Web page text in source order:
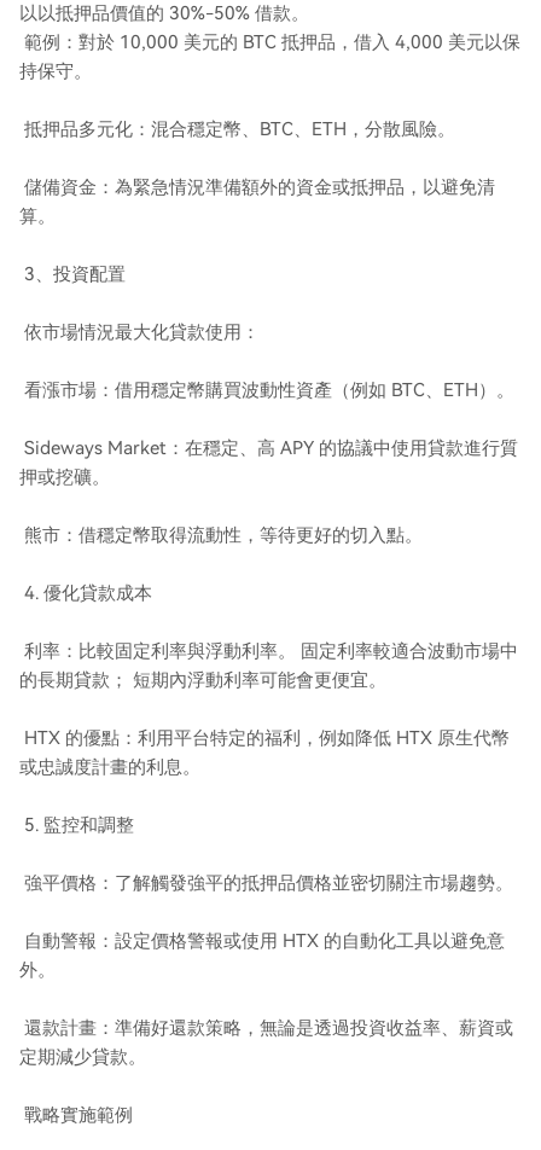
以以抵押品價值的 30%-50% 借款。
範例：對於 10,000 美元的 BTC 抵押品，借入 4,000 美元以保
持保守。
抵押品多元化：混合穩定幣、BTC、ETH，分散風險。
儲備資金：為緊急情況準備額外的資金或抵押品，以避免清
算。
3、投資配置
依市場情況最大化貸款使用：
看漲市場：借用穩定幣購買波動性資產（例如 BTC、ETH）。
Sideways Market：在穩定、高 APY 的協議中使用貸款進行質
押或挖礦。
熊市：借穩定幣取得流動性，等待更好的切入點。
4. 優化貸款成本
利率：比較固定利率與浮動利率。 固定利率較適合波動市場中
的長期貸款； 短期內浮動利率可能會更便宜。
HTX 的優點：利用平台特定的福利，例如降低 HTX 原生代幣
或忠誠度計畫的利息。
5. 監控和調整
強平價格：了解觸發強平的抵押品價格並密切關注市場趨勢。
自動警報：設定價格警報或使用 HTX 的自動化工具以避免意
外。
還款計畫：準備好還款策略，無論是透過投資收益率、薪資或
定期減少貸款。
戰略實施範例